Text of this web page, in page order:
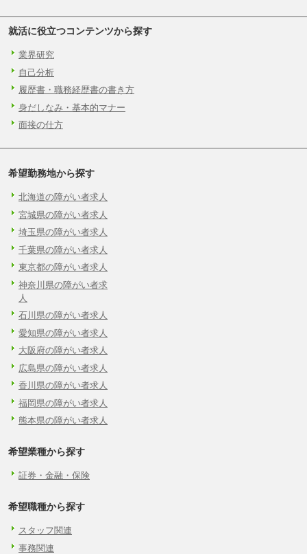
就活に役立つコンテンツから探す
業界研究
自己分析
履歴書・職務経歴書の書き方
身だしなみ・基本的マナー
面接の仕方
希望勤務地から探す
北海道の障がい者求人
宮城県の障がい者求人
埼玉県の障がい者求人
千葉県の障がい者求人
東京都の障がい者求人
神奈川県の障がい者求
人
石川県の障がい者求人
愛知県の障がい者求人
大阪府の障がい者求人
広島県の障がい者求人
香川県の障がい者求人
福岡県の障がい者求人
熊本県の障がい者求人
希望業種から探す
証券・金融・保険
希望職種から探す
スタッフ関連
事務関連